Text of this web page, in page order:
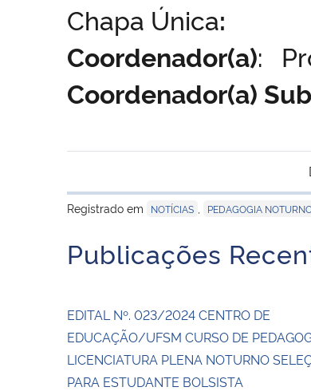
Chapa Única:
Coordenador(a):
Coordenador(a)
Registrado em
NOTÍCIAS PEDAGOGIA
Publicações
EDITAL Nº. 023/2024 CENTRO DE
EDUCAÇÃO/UFSM CURSO DE
LICENCIATURA PLENA NOTURNO
PARA ESTUDANTE BOLSISTA